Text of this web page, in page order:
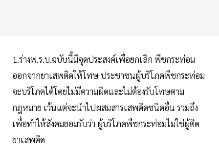
1.ร่างพ.ร.บ.ฉบับนี้มีจุดประสงค์เพื่อยกเลิก พืชกระท่อม
ออกจากยาเสพติดให้โทษ ประชาชนผู้บริโภคพืชกระท่อม
จะบริโภคได้โดยไม่มีความผิดและไม่ต้องรับโทษตาม
กฎหมาย เว้นแต่จะนำไปผสมสารเสพติดชนิดอื่น รวมถึง
เพื่อทำให้สังคมยอมรับว่า ผู้บริโภคพืชกระท่อมไม่ใช่ผู้ติด
ยาเสพติด